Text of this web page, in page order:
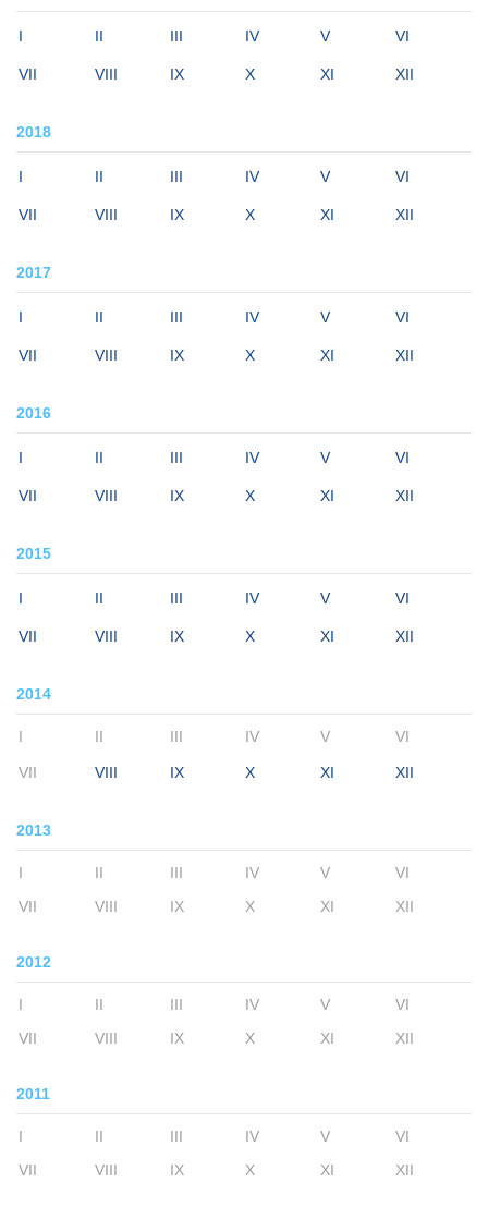
I II III IV V VI
VII VIII IX X XI XII
2018
I II III IV V VI
VII VIII IX X XI XII
2017
I II III IV V VI
VII VIII IX X XI XII
2016
I II III IV V VI
VII VIII IX X XI XII
2015
I II III IV V VI
VII VIII IX X XI XII
2014
I II III IV V VI
VII VIII IX X XI XII
2013
I II III IV V
VI
VII
VIII IX X XI XII
2012
I II III IV V
VI
VII
VIII IX X XI XII
2011
I II III IV V
VI
VII
VIII IX X XI XII